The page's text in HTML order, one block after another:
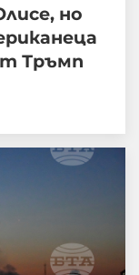
но
Тръмп